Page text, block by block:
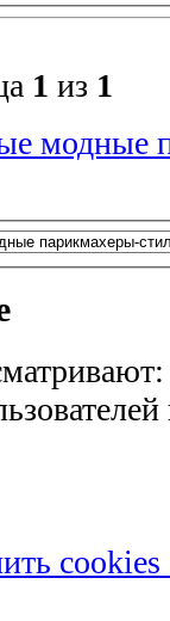
1 из 1
модные